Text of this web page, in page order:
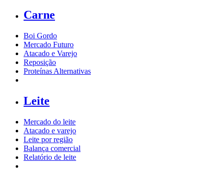
Carne
Boi Gordo
Mercado Futuro
Atacado e Varejo
Reposição
Proteínas Alternativas
Leite
Mercado do leite
Atacado e varejo
Leite por região
Balança comercial
Relatório de leite